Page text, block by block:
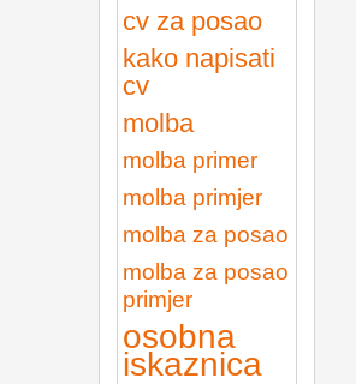
cv za posao
kako napisati
cv
molba
molba primer
molba primjer
molba za posao
molba za posao
primjer
osobna
iskaznica